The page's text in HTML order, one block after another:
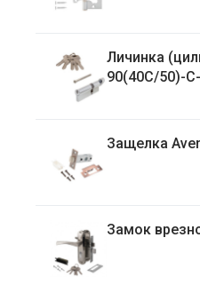
Личинка
90(40C/50)-
Защелка
Замок